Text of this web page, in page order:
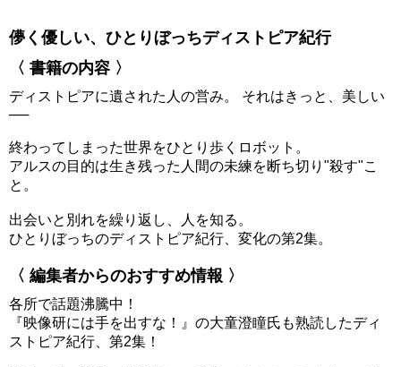
儚く優しい、ひとりぼっちディストピア紀行
〈 書籍の内容 〉
ディストピアに遺された人の営み。 それはきっと、美しい
──
終わってしまった世界をひとり歩くロボット。
アルスの目的は生き残った人間の未練を断ち切り"殺す"こ
と。
出会いと別れを繰り返し、人を知る。
ひとりぼっちのディストピア紀行、変化の第2集。
〈 編集者からのおすすめ情報 〉
各所で話題沸騰中！
『映像研には手を出すな！』の大童澄瞳氏も熟読したディ
ストピア紀行、第2集！